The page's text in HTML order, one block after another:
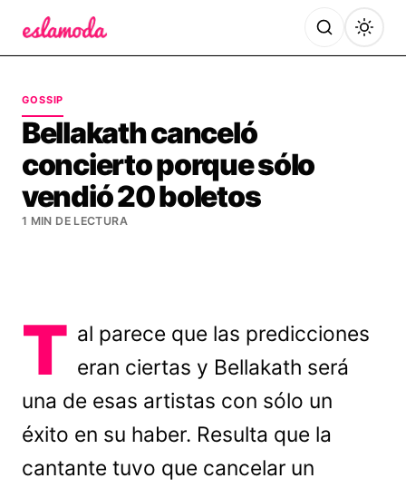
GOSSIP
Bellakath canceló
concierto porque sólo
vendió 20 boletos
1 MIN DE LECTURA
T al parece que las predicciones
eran ciertas y Bellakath será
una de esas artistas con sólo un
éxito en su haber. Resulta que la
cantante tuvo que cancelar un